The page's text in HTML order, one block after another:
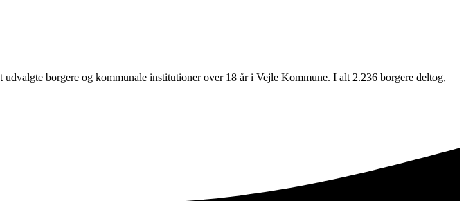
borgere og kommunale institutioner over 18 år i Vejle Kommune. I alt 2.236 borgere deltog,